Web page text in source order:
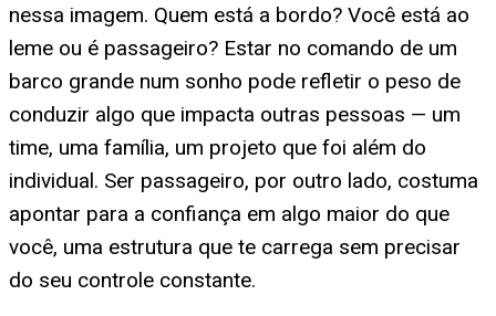
nessa imagem. Quem está a bordo? Você está ao
leme ou é passageiro? Estar no comando de um
barco grande num sonho pode refletir o peso de
conduzir algo que impacta outras pessoas — um
time, uma família, um projeto que foi além do
individual. Ser passageiro, por outro lado, costuma
apontar para a confiança em algo maior do que
você, uma estrutura que te carrega sem precisar
do seu controle constante.